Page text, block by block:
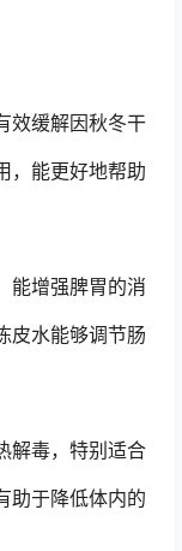
效缓解因秋冬干
，能更好地帮助
能增强脾胃的消
皮水能够调节肠
解毒，特别适合
助于降低体内的